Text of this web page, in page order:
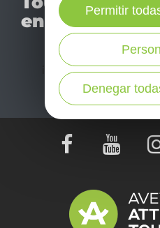
en Aveyron
el
¡SUSCRÍBASE A
Denegar
Permitir